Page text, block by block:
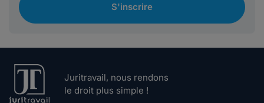
S'inscrire
Juritravail, nous rendons
le droit plus simple !